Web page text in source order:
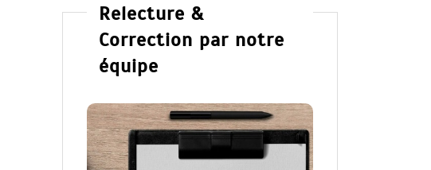
Relecture &
Correction par notre
équipe